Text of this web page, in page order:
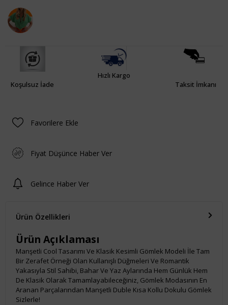
Koşulsuz İade
Hızlı Kargo
Taksit İmkanı
Favorilere Ekle
Fiyat Düşünce Haber Ver
Gelince Haber Ver
Ürün Özellikleri
Ürün Açıklaması
Manşetli Cool Tasarımı Ve Klasik Kesimli Gömlek Modeli İle Tam
Bir Zerafet Örneği Olan Kullanışlı Düğmeleri Ve Romantik
Yakasıyla Stil Sahibi, Bahar Ve Yaz Aylarında Hem Günlük Hem
De Klasik Olarak Tamamlayabileceğiniz, Gömlek Modasının En
Aranan Parçalarından Manşetli Duble Kısa Kollu Dokulu Gömlek
Sizlerle!